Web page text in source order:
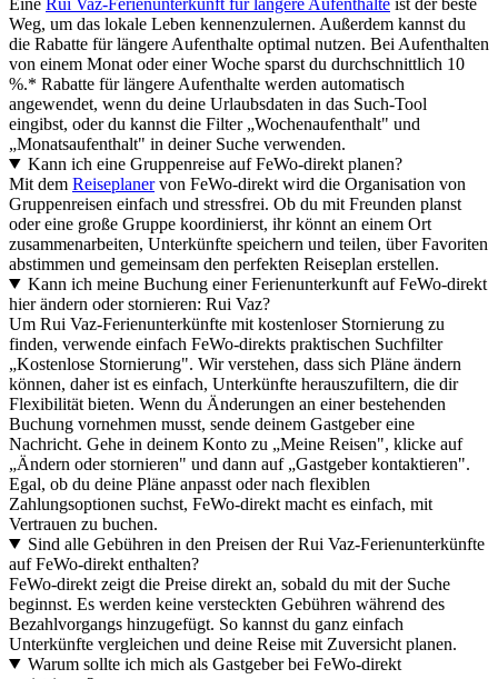
Weg, um das lokale Leben kennenzulernen. Außerdem kannst du
die Rabatte für längere Aufenthalte optimal nutzen. Bei Aufenthalten
von einem Monat oder einer Woche sparst du durchschnittlich 10
%.* Rabatte für längere Aufenthalte werden automatisch
angewendet, wenn du deine Urlaubsdaten in das Such-Tool
eingibst, oder du kannst die Filter „Wochenaufenthalt" und
„Monatsaufenthalt" in deiner Suche verwenden.
Kann ich eine Gruppenreise auf FeWo-direkt planen?
Mit dem Reiseplanervon FeWo-direkt wird die Organisation von
Gruppenreisen einfach und stressfrei. Ob du mit Freunden planst
oder eine große Gruppe koordinierst, ihr könnt an einem Ort
zusammenarbeiten, Unterkünfte speichern und teilen, über Favoriten
abstimmen und gemeinsam den perfekten Reiseplan erstellen.
Kann ich meine Buchung einer Ferienunterkunft auf FeWo-direkt
hier ändern oder stornieren: Rui Vaz?
Um Rui Vaz-Ferienunterkünfte mit kostenloser Stornierung zu
finden, verwende einfach FeWo-direkts praktischen Suchfilter
„Kostenlose Stornierung". Wir verstehen, dass sich Pläne ändern
können, daher ist es einfach, Unterkünfte herauszufiltern, die dir
Flexibilität bieten. Wenn du Änderungen an einer bestehenden
Buchung vornehmen musst, sende deinem Gastgeber eine
Nachricht. Gehe in deinem Konto zu „Meine Reisen", klicke auf
„Ändern oder stornieren" und dann auf „Gastgeber kontaktieren".
Egal, ob du deine Pläne anpasst oder nach flexiblen
Zahlungsoptionen suchst, FeWo-direkt macht es einfach, mit
Vertrauen zu buchen.
Sind alle Gebühren in den Preisen der Rui Vaz-Ferienunterkünfte
auf FeWo-direkt enthalten?
FeWo-direkt zeigt die Preise direkt an, sobald du mit der Suche
beginnst. Es werden keine versteckten Gebühren während des
Bezahlvorgangs hinzugefügt. So kannst du ganz einfach
Unterkünfte vergleichen und deine Reise mit Zuversicht planen.
Warum sollte ich mich als Gastgeber bei FeWo-direkt